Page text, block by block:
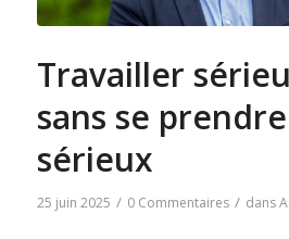
Travailler
sans se
sérieux
25 juin 2025 / 0 Commentaires / dans